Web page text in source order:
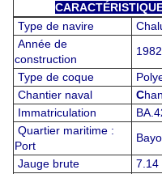
Type de navire
Année de
construction
1982
Type de coque
Chantier naval
C
Immatriculation
Quartier maritime :
Port
Jauge brute
7.14